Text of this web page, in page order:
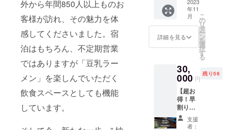
外から年間850人以上ものお
客様が訪れ、その魅力を体
感してくださいました。宿
泊はもちろん、不定期営業
ではありますが「豆乳ラー
メン」を楽しんでいただく
飲食スペースとしても機能
しています。
致しま
せん。
ご来店
時に、
本プロ
して下
さった
分かる
画面を
お見せ
くださ
い。
子のあ
ぜ道 雨
乞のか
える、
どちら
でもお
ます。
・「古
民家
ラーメ
ン」
（豆乳
ラーメ
ン）7杯
2023
年11
月
詳細を見る
こ
の
リ
タ
ー
ン
を
選
択
す
る
30,
000 円
残り56
【超お
得！早
割り宿
泊券
35,000
支援
者：